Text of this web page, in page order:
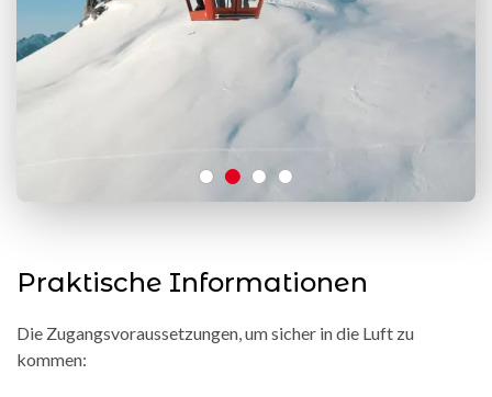
Praktische Informationen
Die Zugangsvoraussetzungen, um sicher in die Luft zu
kommen: